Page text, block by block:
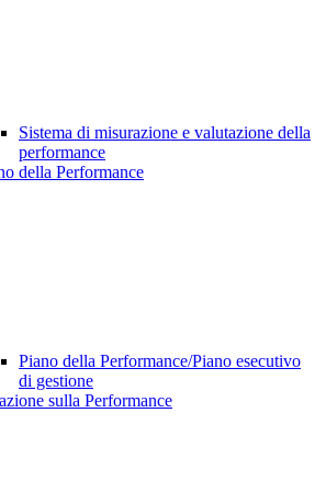
Sistema di misurazione e valutazione della
performance
della Performance
Piano della Performance/Piano esecutivo
di gestione
sulla Performance